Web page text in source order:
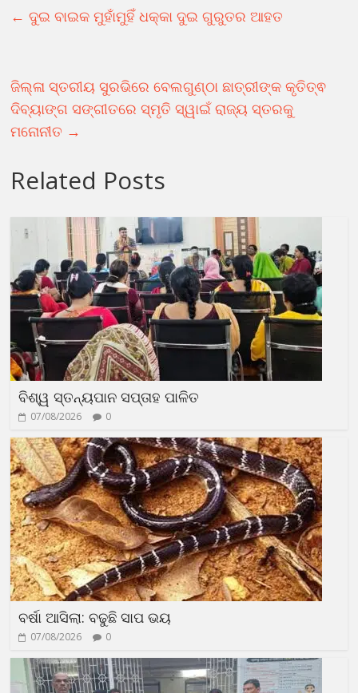
← ଦୁଇ ବାଇକ ମୁହାଁମୁହିଁ ଧକ୍କା ଦୁଇ ଗୁରୁତର ଆହତ
ଜିଲ୍ଳା ସ୍ତରୀୟ ସୁରଭିରେ ବେଲଗୁଣ୍ଠା ଛାତ୍ରୀଙ୍କ କୃତିତ୍ଵ
ଦିବ୍ୟାଙ୍ଗ ସଙ୍ଗୀତରେ ସ୍ମୃତି ସ୍ୱାଇଁ ରାଜ୍ୟ ସ୍ତରକୁ
ମନୋନୀତ →
Related Posts
ବିଶ୍ୱ ସ୍ତନ୍ୟପାନ ସପ୍ତାହ ପାଳିତ
07/08/2026 0
ବର୍ଷା ଆସିଲା: ବଢୁଛି ସାପ ଭୟ
07/08/2026 0